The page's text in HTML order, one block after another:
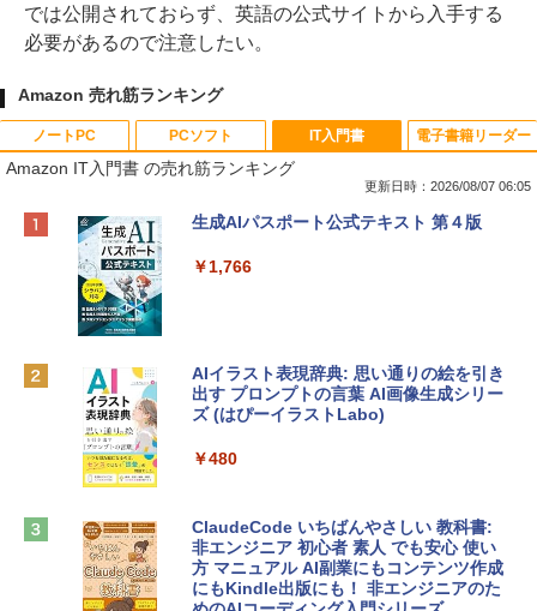
では公開されておらず、英語の公式サイトから入手する
必要があるので注意したい。
Amazon 売れ筋ランキング
ノートPC
Apple 2026 MacBook Neo A18 Proチッ
e Intelligence、Liquid Retinaディスプ
￥162,598
tomtoc 360°保護 15.6 16インチ パソコ
￥2,952
PCソフト
Robloxギフトカード - 800 Robux 【限
インゲームコード】 ロブロックス | オン
Microsoft Office Home & Business 202
4(最新 永続版)|オンラインコード版|Wind
Robloxギフトカード - 2,000 Robux 【限
定バーチャルアイテムを含む】 【オンラ
インゲームコード】 ロブロックス | オン
IT入門書
Amazon IT入門書 の売れ筋ランキング
更新日時：2026/08/07 06:05
生成AIパスポート公式テキスト 第４版
￥1,766
AIイラスト表現辞典: 思い通りの絵を引き
出す プロンプトの言葉 AI画像生成シリー
ズ (はぴーイラストLabo)
￥480
ClaudeCode いちばんやさしい 教科書:
非エンジニア 初心者 素人 でも安心 使い
方 マニュアル AI副業にもコンテンツ作成
にもKindle出版にも！ 非エンジニアのた
電子書籍リーダー